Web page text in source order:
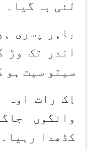
لئی بہ گیا۔
باہر پسری
اندر تک وڑ
سیتو سیت ہو
اِک رات اوہ
وانگوں
کڈھدا